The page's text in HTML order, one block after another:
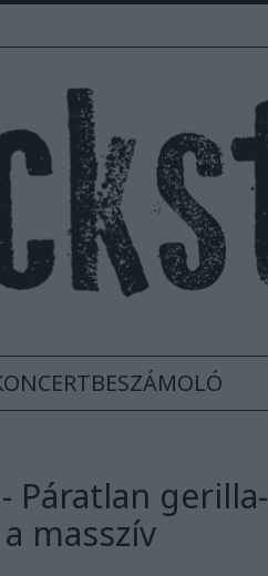
Páratlan gerilla-
masszív